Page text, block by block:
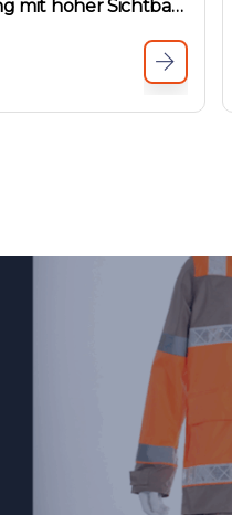
Kleidung mit hoher Sichtbarkeit